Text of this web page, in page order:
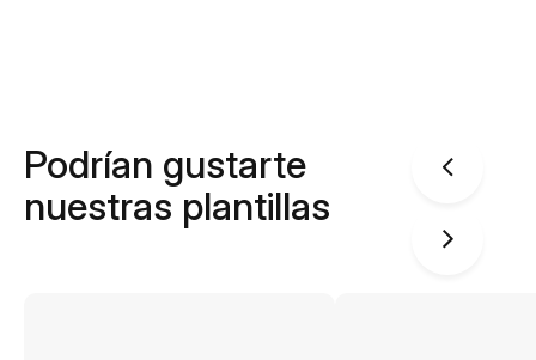
Podrían gustarte
nuestras plantillas